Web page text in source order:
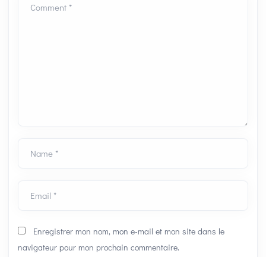
Comment *
Name *
Email *
Enregistrer mon nom, mon e-mail et mon site dans le
navigateur pour mon prochain commentaire.